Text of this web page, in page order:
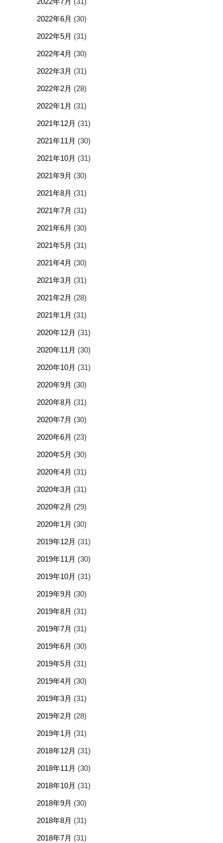
2022年6月 (30)
2022年5月 (31)
2022年4月 (30)
2022年3月 (31)
2022年2月 (28)
2022年1月 (31)
2021年12月 (31)
2021年11月 (30)
2021年10月 (31)
2021年9月 (30)
2021年8月 (31)
2021年7月 (31)
2021年6月 (30)
2021年5月 (31)
2021年4月 (30)
2021年3月 (31)
2021年2月 (28)
2021年1月 (31)
2020年12月 (31)
2020年11月 (30)
2020年10月 (31)
2020年9月 (30)
2020年8月 (31)
2020年7月 (30)
2020年6月 (23)
2020年5月 (30)
2020年4月 (31)
2020年3月 (31)
2020年2月 (29)
2020年1月 (30)
2019年12月 (31)
2019年11月 (30)
2019年10月 (31)
2019年9月 (30)
2019年8月 (31)
2019年7月 (31)
2019年6月 (30)
2019年5月 (31)
2019年4月 (30)
2019年3月 (31)
2019年2月 (28)
2019年1月 (31)
2018年12月 (31)
2018年11月 (30)
2018年10月 (31)
2018年9月 (30)
2018年8月 (31)
2018年7月 (31)